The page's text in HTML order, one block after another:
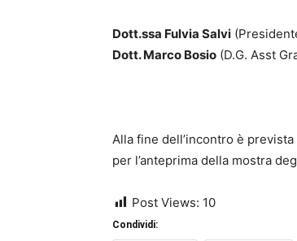
Dott.ssa Fulvia Salvi
Dott. Marco Bosio (D.G. Asst
Alla fine dell’incontro è
per l’anteprima della mostra
Post Views: 10
Condividi: